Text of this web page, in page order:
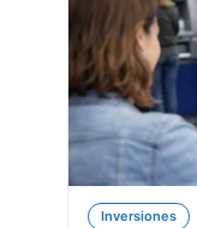
Inversiones